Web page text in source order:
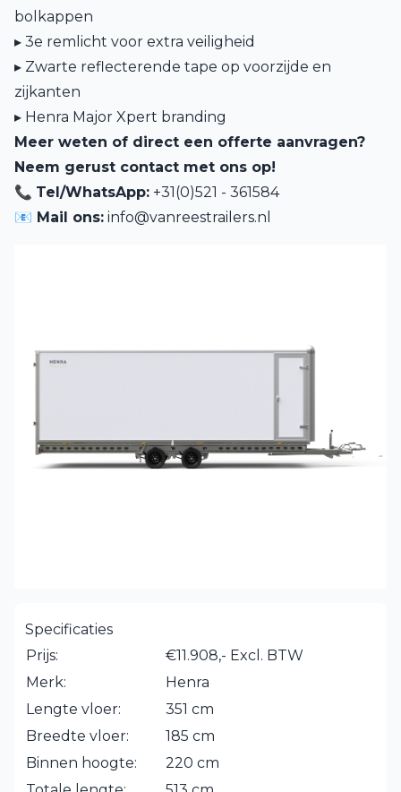
bolkappen
▸ 3e remlicht voor extra veiligheid
▸ Zwarte reflecterende tape op voorzijde en
zijkanten
▸ Henra Major Xpert branding
Meer weten of direct een offerte aanvragen?
Neem gerust contact met ons op!
📞 Tel/WhatsApp: +31(0)521 - 361584
📧 Mail ons: info@vanreestrailers.nl
Specificaties
Prijs:
€11.908,- Excl. BTW
Merk:
Henra
Lengte vloer:
351 cm
Breedte vloer:
185 cm
Binnen hoogte:
220 cm